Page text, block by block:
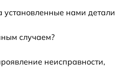
установленные нами детали
случаем?
неисправности,